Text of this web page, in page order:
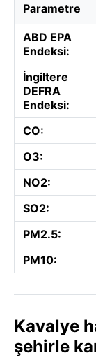
Parametre
ABD EPA
Endeksi:
İngiltere
DEFRA
Endeksi:
CO:
O3:
NO2:
SO2:
PM2.5:
PM10:
Kavalye
şehirle